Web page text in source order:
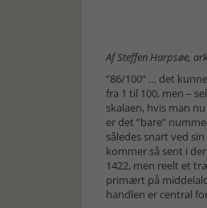
Af Steffen Harpsøe,
”86/100” … det
fra 1 til 100, men –
skalaen, hvis man
er det ”bare”
således snart ved
kommer så sent i
1422, men reelt et
primært på
handlen er central